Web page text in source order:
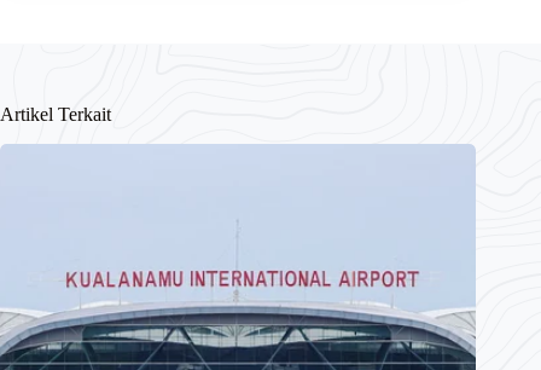
Artikel Terkait